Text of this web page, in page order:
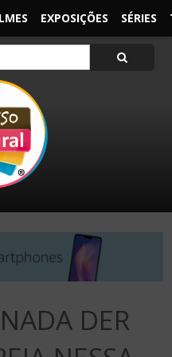
EXPOSIÇÕES SÉRIES
DER